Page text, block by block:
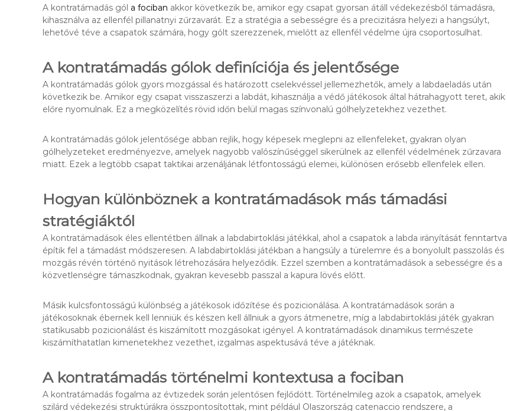
A kontratámadás gól a fociban akkor következik be, amikor egy csapat gyorsan átáll védekezésből támadásra,
kihasználva az ellenfél pillanatnyi zűrzavarát. Ez a stratégia a sebességre és a precizitásra helyezi a hangsúlyt,
lehetővé téve a csapatok számára, hogy gólt szerezzenek, mielőtt az ellenfél védelme újra csoportosulhat.
A kontratámadás gólok definíciója és jelentősége
A kontratámadás gólok gyors mozgással és határozott cselekvéssel jellemezhetők, amely a labdaeladás után
következik be. Amikor egy csapat visszaszerzi a labdát, kihasználja a védő játékosok által hátrahagyott teret, akik
előre nyomulnak. Ez a megközelítés rövid időn belül magas színvonalú gólhelyzetekhez vezethet.
A kontratámadás gólok jelentősége abban rejlik, hogy képesek meglepni az ellenfeleket, gyakran olyan
gólhelyzeteket eredményezve, amelyek nagyobb valószínűséggel sikerülnek az ellenfél védelmének zűrzavara
miatt. Ezek a legtöbb csapat taktikai arzenáljának létfontosságú elemei, különösen erősebb ellenfelek ellen.
Hogyan különböznek a kontratámadások más támadási
stratégiáktól
A kontratámadások éles ellentétben állnak a labdabirtoklási játékkal, ahol a csapatok a labda irányítását fenntartva
építik fel a támadást módszeresen. A labdabirtoklási játékban a hangsúly a türelemre és a bonyolult passzolás és
mozgás révén történő nyitások létrehozására helyeződik. Ezzel szemben a kontratámadások a sebességre és a
közvetlenségre támaszkodnak, gyakran kevesebb passzal a kapura lövés előtt.
Másik kulcsfontosságú különbség a játékosok időzítése és pozicionálása. A kontratámadások során a
játékosoknak ébernek kell lenniük és készen kell állniuk a gyors átmenetre, míg a labdabirtoklási játék gyakran
statikusabb pozicionálást és kiszámított mozgásokat igényel. A kontratámadások dinamikus természete
kiszámíthatatlan kimenetekhez vezethet, izgalmas aspektusává téve a játéknak.
A kontratámadás történelmi kontextusa a fociban
A kontratámadás fogalma az évtizedek során jelentősen fejlődött. Történelmileg azok a csapatok, amelyek
szilárd védekezési struktúrákra összpontosítottak, mint például Olaszország catenaccio rendszere, a